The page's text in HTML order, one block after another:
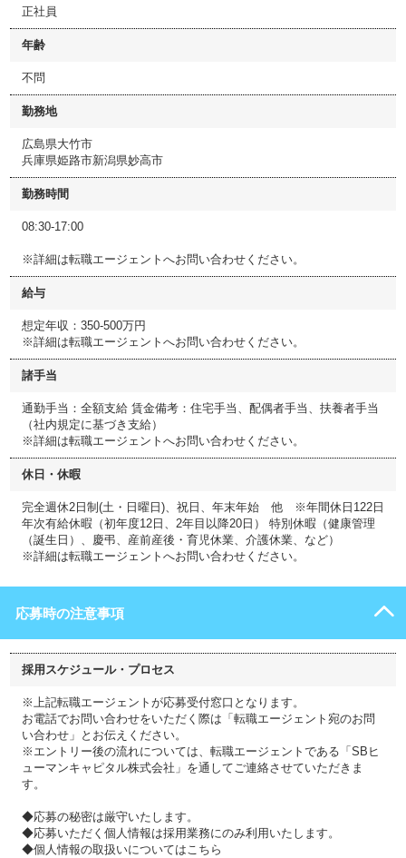
正社員
年齢
不問
勤務地
広島県大竹市
兵庫県姫路市新潟県妙高市
勤務時間
08:30-17:00
※詳細は転職エージェントへお問い合わせください。
給与
想定年収：350-500万円
※詳細は転職エージェントへお問い合わせください。
諸手当
通勤手当：全額支給 賃金備考：住宅手当、配偶者手当、扶養者手当
（社内規定に基づき支給）
※詳細は転職エージェントへお問い合わせください。
休日・休暇
完全週休2日制(土・日曜日)、祝日、年末年始 他 ※年間休日122日
年次有給休暇（初年度12日、2年目以降20日） 特別休暇（健康管理
（誕生日）、慶弔、産前産後・育児休業、介護休業、など）
※詳細は転職エージェントへお問い合わせください。
応募時の注意事項
採用スケジュール・プロセス
※上記転職エージェントが応募受付窓口となります。
お電話でお問い合わせをいただく際は「転職エージェント宛のお問
い合わせ」とお伝えください。
※エントリー後の流れについては、転職エージェントである「SBヒ
ューマンキャピタル株式会社」を通してご連絡させていただきま
す。
◆応募の秘密は厳守いたします。
◆応募いただく個人情報は採用業務にのみ利用いたします。
◆個人情報の取扱いについてはこちら